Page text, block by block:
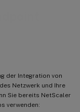
der Integration von
Netzwerk und Ihre
Sie bereits NetScaler
verwenden: